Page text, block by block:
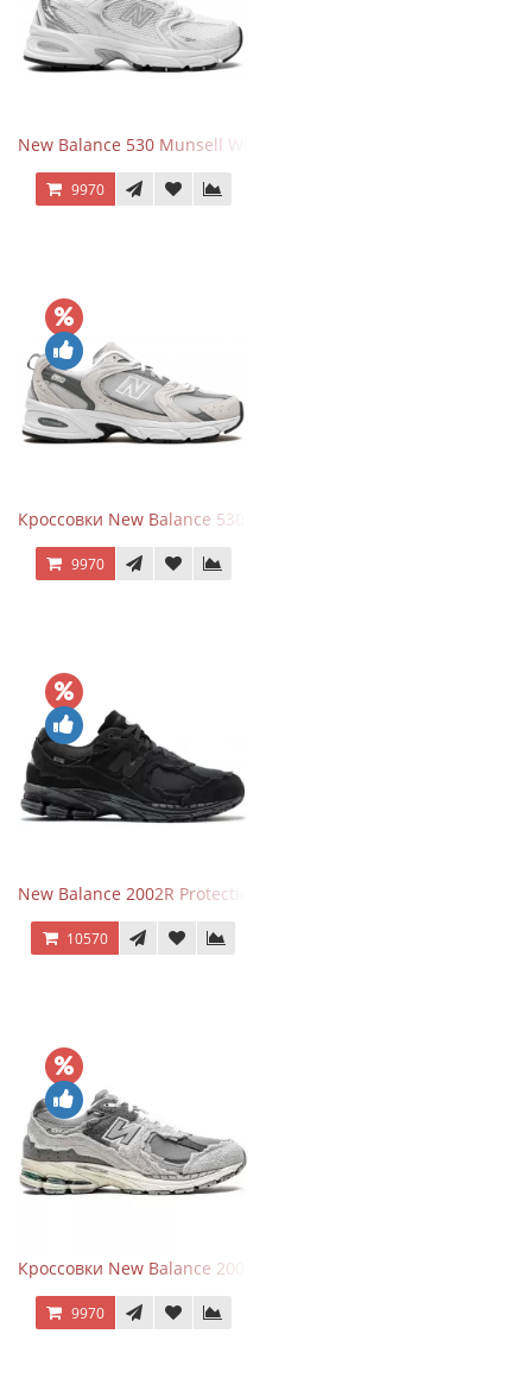
New Balance 530 Munsell White Silver
9970
Кроссовки New Balance 530 Grey Matter Harbor Grey
9970
New Balance 2002R Protection Phantom Black
10570
Кроссовки New Balance 2002R Protection Pack Grey
9970